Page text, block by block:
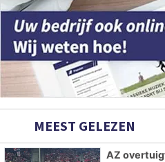
MEEST GELEZEN
AZ